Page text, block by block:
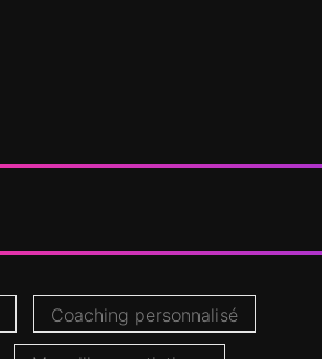
Coaching personnalisé